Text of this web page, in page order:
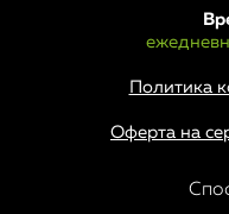
Политика
Оферта на